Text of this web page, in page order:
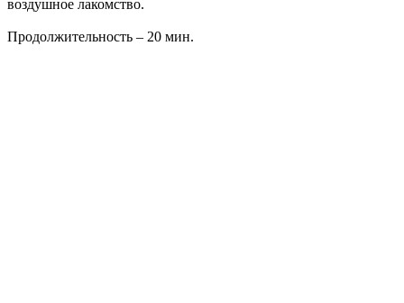
воздушное лакомство.
Продолжительность – 20 мин.